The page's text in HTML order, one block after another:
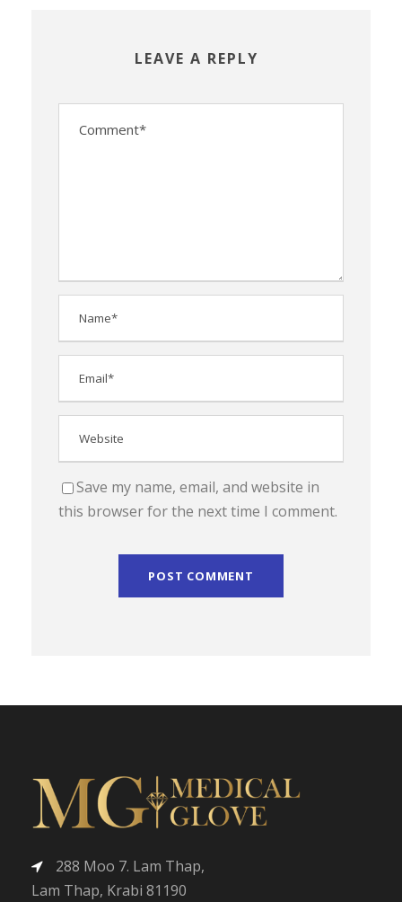
LEAVE A REPLY
Save my name, email, and website in
this browser for the next time I comment.
288 Moo 7. Lam Thap,
Lam Thap, Krabi 81190